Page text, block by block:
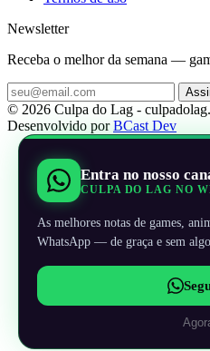
Newsletter
Receba o melhor da semana —
© 2026 Culpa do Lag -
Desenvolvido porBCast Dev
Entra no nosso
CULPA DO LAG NO
As melhores notas de games,
WhatsApp — de graça e sem